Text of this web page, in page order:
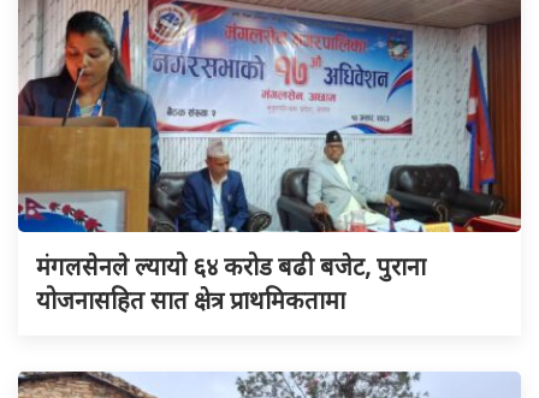
मंगलसेनले ल्यायो ६४ करोड बढी बजेट, पुराना
योजनासहित सात क्षेत्र प्राथमिकतामा